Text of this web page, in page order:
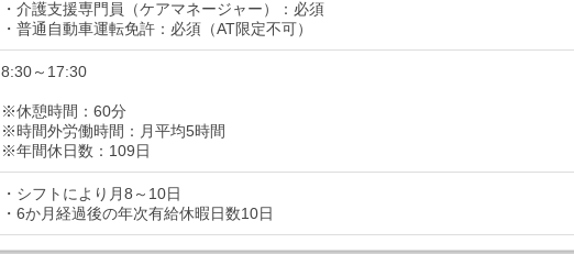
・介護支援専門員（ケアマネージャー）：必須
・普通自動車運転免許：必須（AT限定不可）
8:30～17:30
※休憩時間：60分
※時間外労働時間：月平均5時間
※年間休日数：109日
・シフトにより月8～10日
・6か月経過後の年次有給休暇日数10日